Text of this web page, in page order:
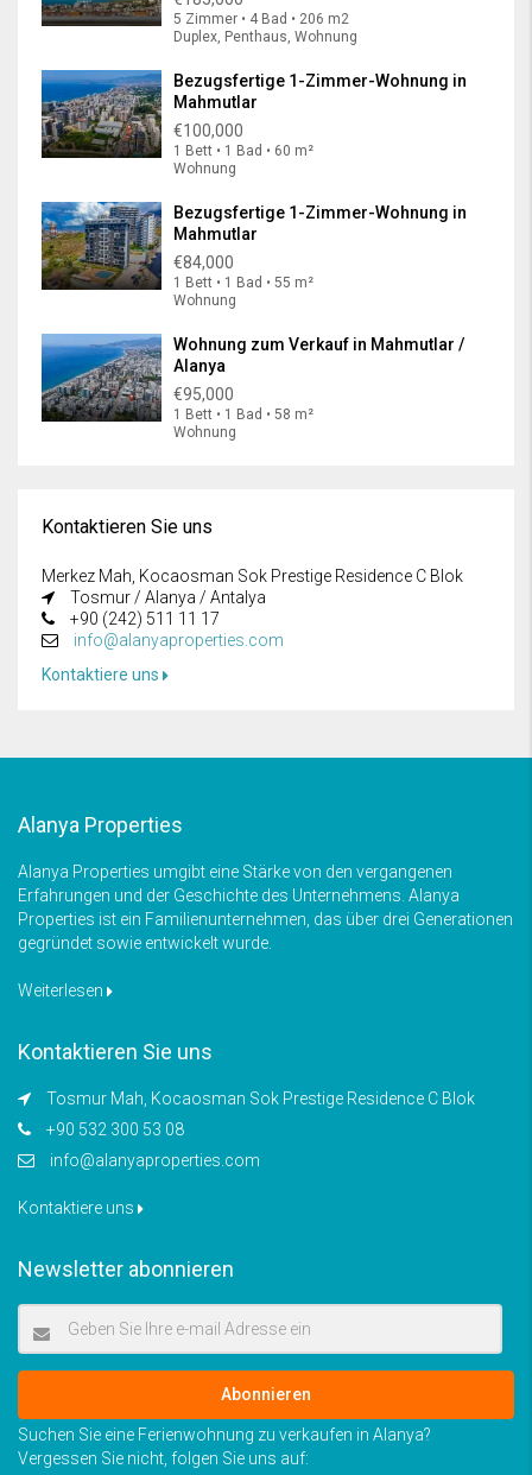
5 Zimmer • 4 Bad • 206 m2
Duplex, Penthaus, Wohnung
Bezugsfertige 1-Zimmer-Wohnung in
Mahmutlar
€100,000
1 Bett • 1 Bad • 60 m²
Wohnung
Bezugsfertige 1-Zimmer-Wohnung in
Mahmutlar
€84,000
1 Bett • 1 Bad • 55 m²
Wohnung
Wohnung zum Verkauf in Mahmutlar /
Alanya
€95,000
1 Bett • 1 Bad • 58 m²
Wohnung
Kontaktieren Sie uns
Merkez Mah, Kocaosman Sok Prestige Residence C Blok
Tosmur / Alanya / Antalya
+90 (242) 511 11 17
info@alanyaproperties.com
Kontaktiere uns
Alanya Properties
Alanya Properties umgibt eine Stärke von den vergangenen
Erfahrungen und der Geschichte des Unternehmens. Alanya
Properties ist ein Familienunternehmen, das über drei Generationen
gegründet sowie entwickelt wurde.
Weiterlesen
Kontaktieren Sie uns
Tosmur Mah, Kocaosman Sok Prestige Residence C Blok
+90 532 300 53 08
info@alanyaproperties.com
Kontaktiere uns
Newsletter abonnieren
Abonnieren
Suchen Sie eine Ferienwohnung zu verkaufen in Alanya?
Vergessen Sie nicht, folgen Sie uns auf: